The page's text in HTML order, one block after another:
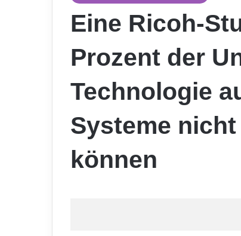
Eine Ricoh-
Prozent der
Technologie
Systeme
können